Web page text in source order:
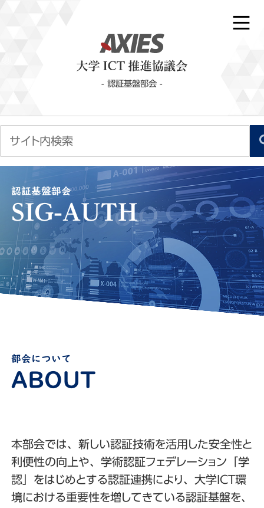
- 認証基盤部会 -
認証基盤部会
部会について
本部会では、新しい認証技術を活用した安全性と
利便性の向上や、学術認証フェデレーション「学
認」をはじめとする認証連携により、大学ICT環
境における重要性を増してきている認証基盤を、